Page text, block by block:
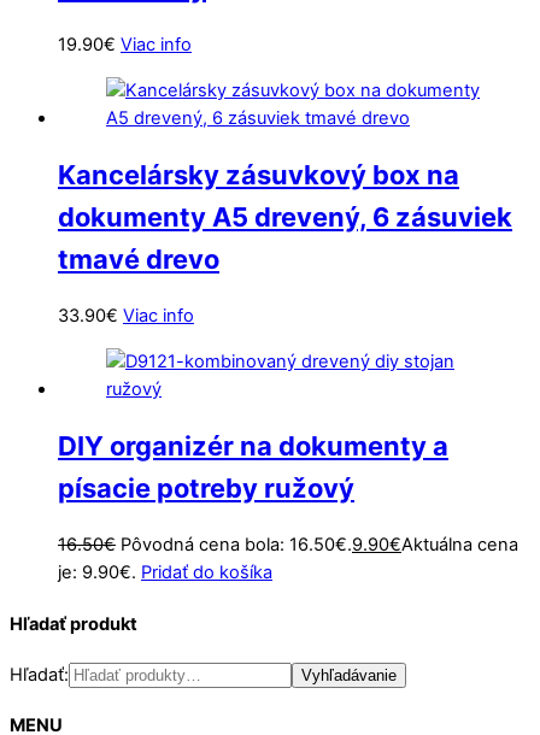
19.90€ Viac info
Kancelársky zásuvkový box na
dokumenty A5 drevený, 6 zásuviek
tmavé drevo
33.90€ Viac info
DIY organizér na dokumenty a
písacie potreby ružový
16.50€ Pôvodná cena bola: 16.50€.9.90€Aktuálna cena
je: 9.90€. Pridať do košíka
Hľadať produkt
Hľadať: Vyhľadávanie
MENU